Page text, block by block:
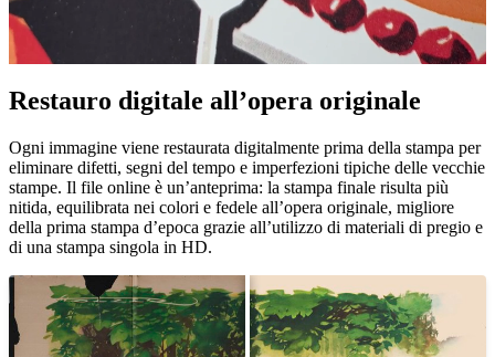
Restauro digitale all’opera originale
Ogni immagine viene restaurata digitalmente prima della stampa per
eliminare difetti, segni del tempo e imperfezioni tipiche delle vecchie
stampe. Il file online è un’anteprima: la stampa finale risulta più
nitida, equilibrata nei colori e fedele all’opera originale, migliore
della prima stampa d’epoca grazie all’utilizzo di materiali di pregio e
di una stampa singola in HD.